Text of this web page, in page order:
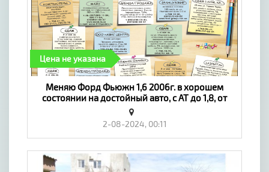
Цена не указана
Меняю Форд Фьюжн 1,6 2006г. в хорошем
состоянии на достойный авто, с АТ до 1,8, от
2003г - «Транспорт»
2-08-2024, 00:11